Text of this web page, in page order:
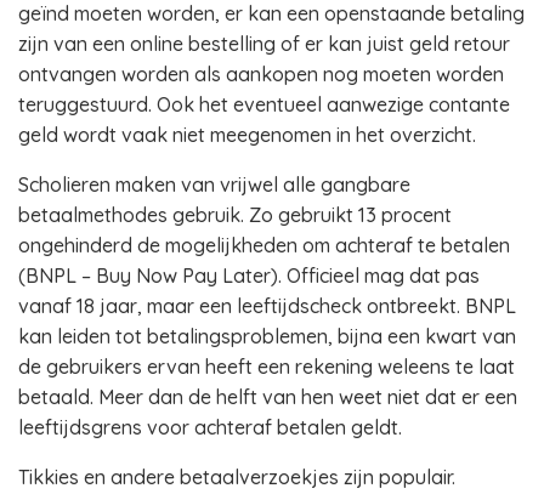
geïnd moeten worden, er kan een openstaande betaling
zijn van een online bestelling of er kan juist geld retour
ontvangen worden als aankopen nog moeten worden
teruggestuurd. Ook het eventueel aanwezige contante
geld wordt vaak niet meegenomen in het overzicht.
Scholieren maken van vrijwel alle gangbare
betaalmethodes gebruik. Zo gebruikt 13 procent
ongehinderd de mogelijkheden om achteraf te betalen
(BNPL – Buy Now Pay Later). Officieel mag dat pas
vanaf 18 jaar, maar een leeftijdscheck ontbreekt. BNPL
kan leiden tot betalingsproblemen, bijna een kwart van
de gebruikers ervan heeft een rekening weleens te laat
betaald. Meer dan de helft van hen weet niet dat er een
leeftijdsgrens voor achteraf betalen geldt.
Tikkies en andere betaalverzoekjes zijn populair.